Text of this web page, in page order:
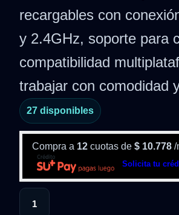
recargables con
y 2.4GHz, soporte para
compatibilidad
trabajar con comodidad
27 disponibles
Compra a 12 cuotas de $ 10.778 /
Solicita tu